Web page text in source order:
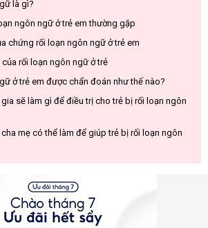
là gì?
ngôn ngữ ở trẻ em thường gặp
chứng rối loạn ngôn ngữ ở trẻ em
rối loạn ngôn ngữ ở trẻ
ở trẻ em được chẩn đoán như thế nào?
sẽ làm gì để điều trị cho trẻ bị rối loạn ngôn
mẹ có thể làm để giúp trẻ bị rối loạn ngôn